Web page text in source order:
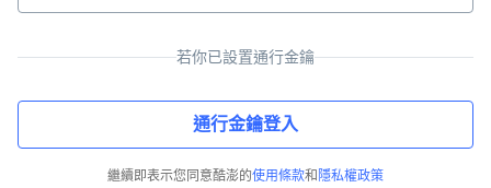
若你已設置通行金鑰
通行金鑰登入
繼續即表示您同意酷澎的使用條款和 隱私權政策